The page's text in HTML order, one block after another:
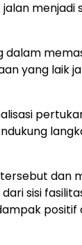
menjadi
dalam
yang laik
sisi